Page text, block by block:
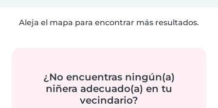
Aleja el mapa para encontrar más resultados.
¿No encuentras ningún(a)
niñera adecuado(a) en tu
vecindario?